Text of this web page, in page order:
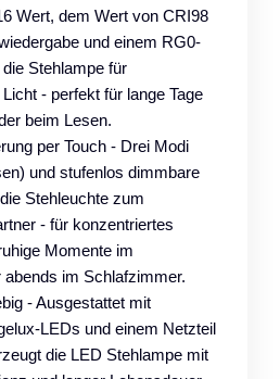
Wert, dem Wert von CRI98
und einem RG0-
Stehlampe für
- perfekt für lange Tage
beim Lesen.
per Touch - Drei Modi
und stufenlos dimmbare
Stehleuchte zum
- für konzentriertes
Momente im
im Schlafzimmer.
- Ausgestattet mit
LEDs und einem Netzteil
die LED Stehlampe mit